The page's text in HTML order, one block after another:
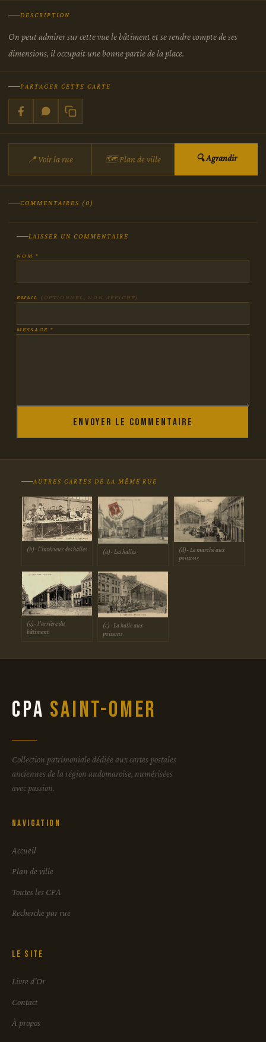
DESCRIPTION
On peut admirer sur cette vue le bâtiment et se rendre compte de ses
dimensions, il occupait une bonne partie de la place.
PARTAGER CETTE CARTE
📍 Voir la rue 🗺 Plan de ville 🔍 Agrandir
COMMENTAIRES (0)
LAISSER UN COMMENTAIRE
NOM *
EMAIL (OPTIONNEL, NON AFFICHÉ)
MESSAGE *
Envoyer le commentaire
AUTRES CARTES DE LA MÊME RUE
(b)- l'intérieur des halles (a)- Les halles
(d)- Le marché aux
poissons
(e)- l'arrière du
bâtiment
(c)- La halle aux
poissons
CPA Saint-Omer
Collection patrimoniale dédiée aux cartes postales
anciennes de la région audomaroise, numérisées
avec passion.
Navigation
Accueil
Plan de ville
Toutes les CPA
Recherche par rue
Le site
Livre d'Or
Contact
À propos